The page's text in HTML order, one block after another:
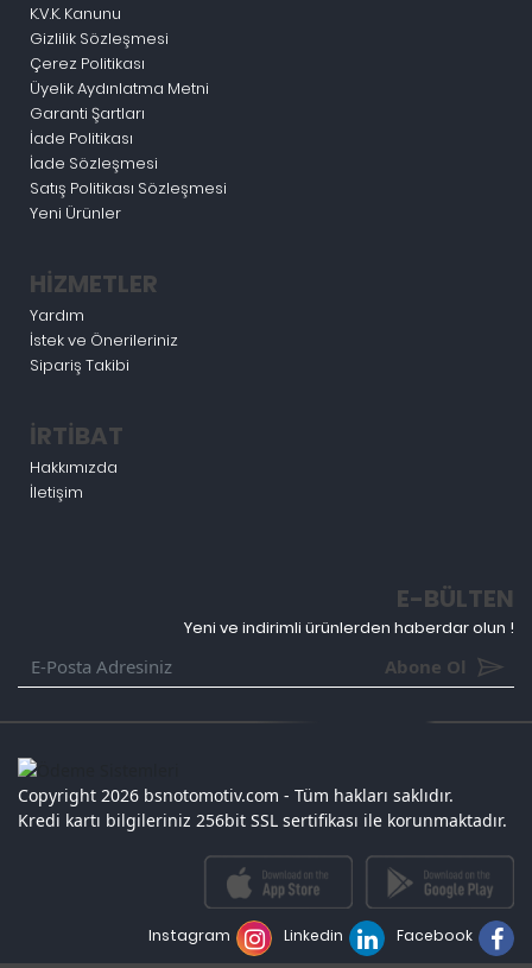
K.V.K. Kanunu
Gizlilik Sözleşmesi
Çerez Politikası
Üyelik Aydınlatma Metni
Garanti Şartları
İade Politikası
İade Sözleşmesi
Satış Politikası Sözleşmesi
Yeni Ürünler
HİZMETLER
Yardım
İstek ve Önerileriniz
Sipariş Takibi
İRTİBAT
Hakkımızda
İletişim
E-BÜLTEN
Yeni ve indirimli ürünlerden haberdar olun !
Abone Ol
Copyright 2026 bsnotomotiv.com - Tüm hakları saklıdır.
Kredi kartı bilgileriniz 256bit SSL sertifikası ile korunmaktadır.
Facebook
Linkedin
Instagram